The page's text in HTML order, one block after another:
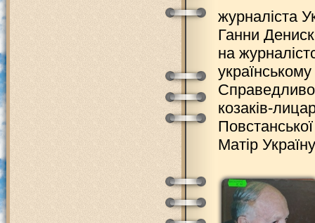
журналіста
Ганни
на
українському
козаків-
Матір